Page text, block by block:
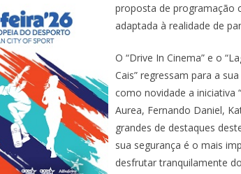
proposta de programação
adaptada à realidade de
O “Drive In Cinema” e o
Cais” regressam para a
como novidade a iniciativa
Aurea, Fernando Daniel,
grandes de destaques
sua segurança é o mais
desfrutar tranquilamente